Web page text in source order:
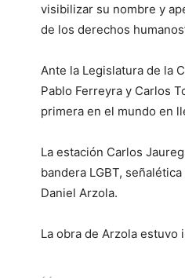
visibilizar su nombre y
de los derechos
Ante la Legislatura de la
Pablo Ferreyra y Carlos
primera en el mundo en
La estación Carlos
bandera LGBT,
Daniel Arzola.
La obra de Arzola estuvo